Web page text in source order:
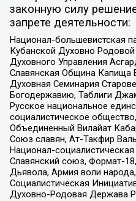
законную силу
запрете деятельности:
Национал-большевистская
Кубанской Духовно
Духовного Управления
Славянская Община Капища
Духовная Семинария
Богодержавию, Таблиги
Русское национальное
социалистическое
Объединенный Вилайат
Союз славян, Ат-Такфир
Национал-
Славянский союз, Формат-
Дьявола, Армия воли
Социалистическая
Духовно-Родовая Держава